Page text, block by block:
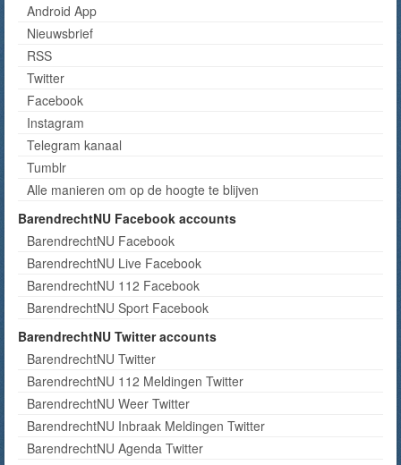
Android App
Nieuwsbrief
RSS
Twitter
Facebook
Instagram
Telegram kanaal
Tumblr
Alle manieren om op de hoogte te blijven
BarendrechtNU Facebook accounts
BarendrechtNU Facebook
BarendrechtNU Live Facebook
BarendrechtNU 112 Facebook
BarendrechtNU Sport Facebook
BarendrechtNU Twitter accounts
BarendrechtNU Twitter
BarendrechtNU 112 Meldingen Twitter
BarendrechtNU Weer Twitter
BarendrechtNU Inbraak Meldingen Twitter
BarendrechtNU Agenda Twitter